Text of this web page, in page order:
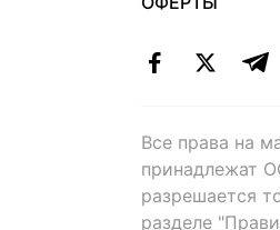
Все права на
принадлежат
разрешается
разделе